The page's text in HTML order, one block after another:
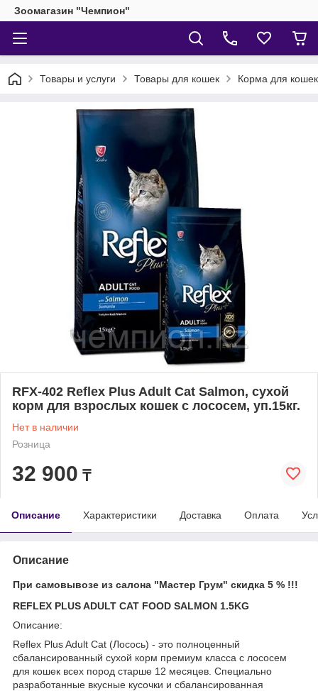
Зоомагазин "Чемпион"
Товары и услуги Товары для кошек Корма для кошек
RFX-402 Reflex Plus Adult Cat Salmon, сухой
корм для взрослых кошек с лососем, уп.15кг.
Нет в наличии
Розница
32 900 ₸
Описание Характеристики Доставка Оплата
Описание
При самовывозе из салона "Мастер Грум" скидка 5 % !!!
REFLEX PLUS ADULT CAT FOOD SALMON 1.5KG
Описание:
Reflex Plus Adult Cat (Лосось) - это полноценный
сбалансированный сухой корм премиум класса с лососем
для кошек всех пород старше 12 месяцев. Специально
разработанные вкусные кусочки и сбалансированная